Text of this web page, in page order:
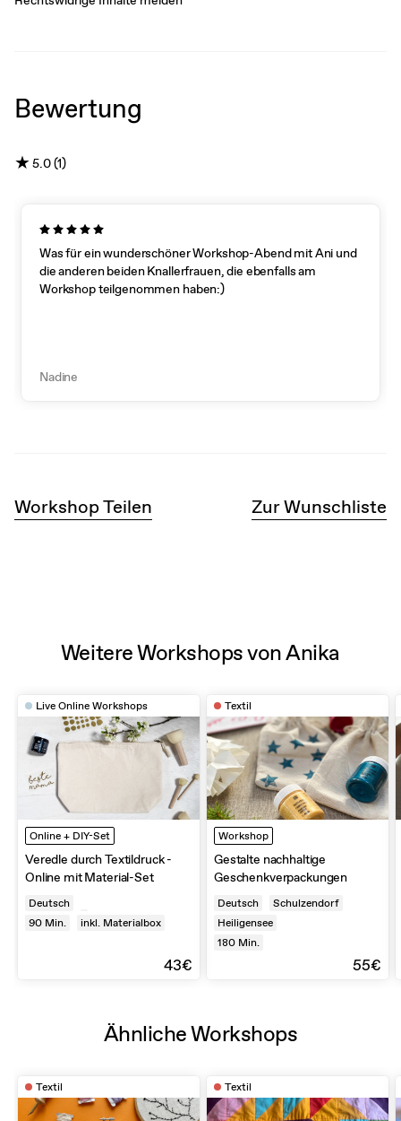
Bewertung
★5.0 (1)
Was für ein wunderschöner Workshop-Abend mit Ani und
die anderen beiden Knallerfrauen, die ebenfalls am
Workshop teilgenommen haben:)
Nadine
Workshop Teilen Zur Wunschliste
Weitere Workshops von Anika
Live Online Workshops
Online + DIY-Set
Veredle durch Textildruck -
Online mit Material-Set
Deutsch
90 Min. inkl. Materialbox
43€
Textil
Workshop
Gestalte nachhaltige
Geschenkverpackungen
Deutsch
Schulzendorf
Heiligensee
180 Min.
55€
Ähnliche Workshops
Textil Textil